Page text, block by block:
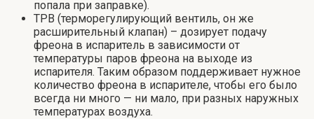
попала при заправке).
ТРВ (терморегулирующий вентиль, он же
расширительный клапан) – дозирует подачу
фреона в испаритель в зависимости от
температуры паров фреона на выходе из
испарителя. Таким образом поддерживает нужное
количество фреона в испарителе, чтобы его было
всегда ни много — ни мало, при разных наружных
температурах воздуха.